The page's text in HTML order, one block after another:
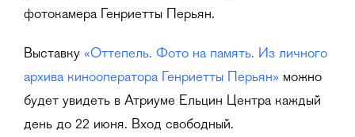
фотокамера Генриетты Перьян.
Выставку «Оттепель. Фото на память. Из личного
архива кинооператора Генриетты Перьян» можно
будет увидеть в Атриуме Ельцин Центра каждый
день до 22 июня. Вход свободный.